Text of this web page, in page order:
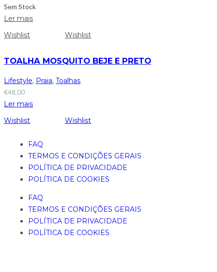
Sem Stock
Ler mais
Wishlist
Wishlist
TOALHA MOSQUITO BEJE E PRETO
Lifestyle, Praia, Toalhas
€48,00
Ler mais
Wishlist
Wishlist
FAQ
TERMOS E CONDIÇÕES GERAIS
POLÍTICA DE PRIVACIDADE
POLÍTICA DE COOKIES
FAQ
TERMOS E CONDIÇÕES GERAIS
POLÍTICA DE PRIVACIDADE
POLÍTICA DE COOKIES